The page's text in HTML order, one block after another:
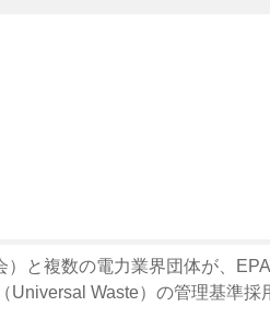
と複数の電力業界団体が、
Waste）の管理基準採